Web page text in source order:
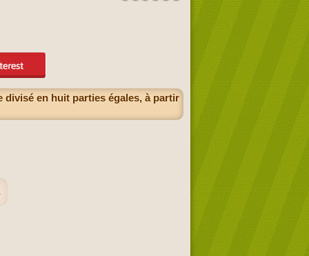
divisé en huit parties égales, à partir